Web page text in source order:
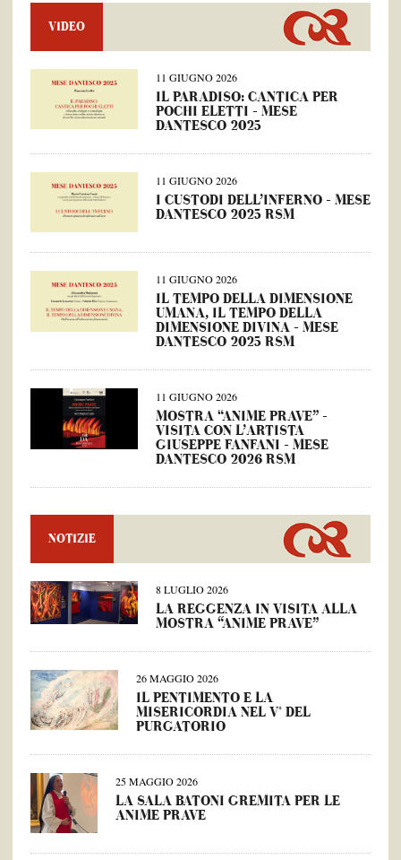
VIDEO
11 GIUGNO 2026
IL PARADISO: CANTICA PER
POCHI ELETTI – MESE
DANTESCO 2025
11 GIUGNO 2026
I CUSTODI DELL’INFERNO – MESE
DANTESCO 2025 RSM
11 GIUGNO 2026
IL TEMPO DELLA DIMENSIONE
UMANA, IL TEMPO DELLA
DIMENSIONE DIVINA – MESE
DANTESCO 2025 RSM
11 GIUGNO 2026
MOSTRA “ANIME PRAVE” –
VISITA CON L’ARTISTA
GIUSEPPE FANFANI – MESE
DANTESCO 2026 RSM
NOTIZIE
8 LUGLIO 2026
LA REGGENZA IN VISITA ALLA
MOSTRA “ANIME PRAVE”
26 MAGGIO 2026
IL PENTIMENTO E LA
MISERICORDIA NEL V° DEL
PURGATORIO
25 MAGGIO 2026
LA SALA BATONI GREMITA PER LE
ANIME PRAVE